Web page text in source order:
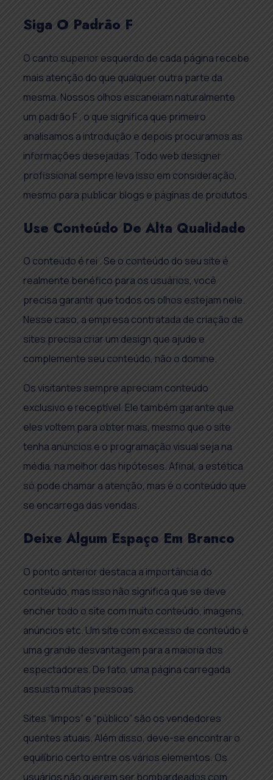
Siga O Padrão F
O canto superior esquerdo de cada página recebe
mais atenção do que qualquer outra parte da
mesma. Nossos olhos escaneiam naturalmente
um padrão F , o que significa que primeiro
analisamos a introdução e depois procuramos as
informações desejadas. Todo web designer
profissional sempre leva isso em consideração,
mesmo para publicar blogs e páginas de produtos.
Use Conteúdo De Alta Qualidade
O conteúdo é rei . Se o conteúdo do seu site é
realmente benéfico para os usuários, você
precisa garantir que todos os olhos estejam nele.
Nesse caso, a empresa contratada de criação de
sites precisa criar um design que ajude e
complemente seu conteúdo, não o domine.
Os visitantes sempre apreciam conteúdo
exclusivo e receptível. Ele também garante que
eles voltem para obter mais, mesmo que o site
tenha anúncios e o programação visual seja na
média, na melhor das hipóteses. Afinal, a estética
só pode chamar a atenção, mas é o conteúdo que
se encarrega das vendas.
Deixe Algum Espaço Em Branco
O ponto anterior destaca a importância do
conteúdo, mas isso não significa que se deve
encher todo o site com muito conteúdo, imagens,
anúncios etc. Um site com excesso de conteúdo é
uma grande desvantagem para a maioria dos
espectadores. De fato, uma página carregada
assusta muitas pessoas.
Sites “limpos” e “público” são os vendedores
quentes atuais. Além disso, deve-se encontrar o
equilíbrio certo entre os vários elementos. Os
usuários não querem ser bombardeados com